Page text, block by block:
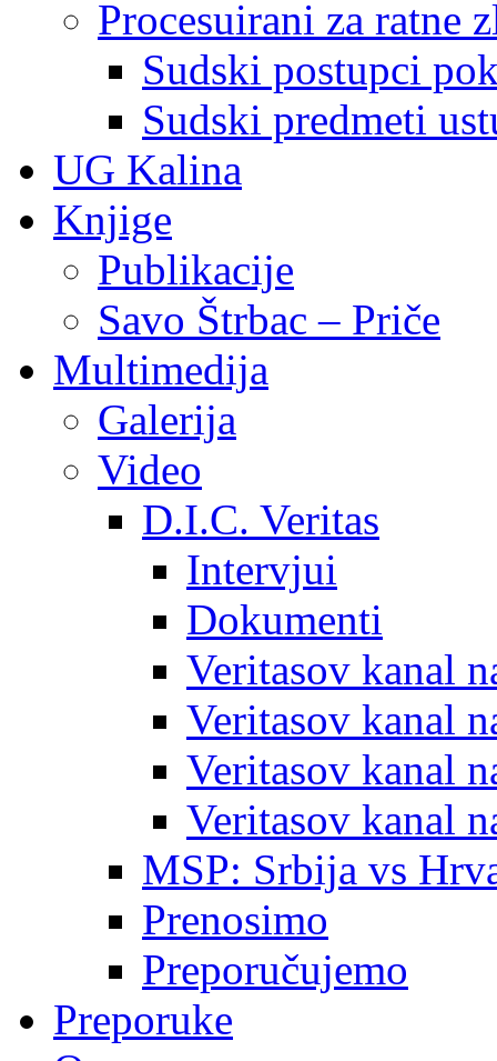
Procesuirani za ratne
Sudski postupci
Sudski predmeti
UG Kalina
Knjige
Publikacije
Savo Štrbac – Priče
Multimedija
Galerija
Video
D.I.C. Veritas
Intervjui
Dokumenti
Veritasov kanal
Veritasov kanal
Veritasov kanal
Veritasov kanal
MSP: Srbija vs
Prenosimo
Preporučujemo
Preporuke